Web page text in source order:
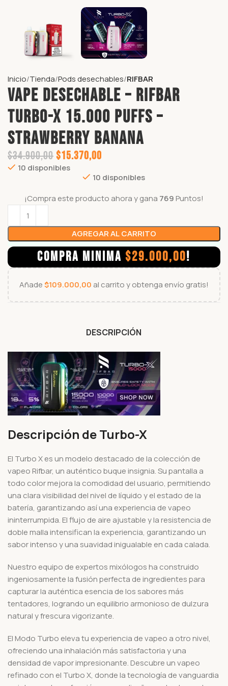
Inicio Tienda Pods desechables RIFBAR
VAPE DESECHABLE – RIFBAR
TURBO-X 15.000 PUFFS –
STRAWBERRY BANANA
$34.900,00$15.370,00
10 disponibles
10 disponibles
¡Compra este producto ahora y gana 769 Puntos!
AGREGAR AL CARRITO
COMPRA MINIMA $29.000,00!
Añade$109.000,00 al carrito y obtenga envío gratis!
DESCRIPCIÓN
Descripción de Turbo-X
El Turbo X es un modelo destacado de la colección de
vapeo Rifbar, un auténtico buque insignia. Su pantalla a
todo color mejora la comodidad del usuario, permitiendo
una clara visibilidad del nivel de líquido y el estado de la
batería, garantizando así una experiencia de vapeo
ininterrumpida. El flujo de aire ajustable y la resistencia de
doble malla intensifican la experiencia, garantizando un
sabor intenso y una suavidad inigualable en cada calada.
Nuestro equipo de expertos mixólogos ha construido
ingeniosamente la fusión perfecta de ingredientes para
capturar la auténtica esencia de los sabores más
tentadores, logrando un equilibrio armonioso de dulzura
natural y frescura vigorizante.
El Modo Turbo eleva tu experiencia de vapeo a otro nivel,
ofreciendo una inhalación más satisfactoria y una
densidad de vapor impresionante. Descubre un vapeo
refinado con el Turbo X, donde la tecnología de vanguardia